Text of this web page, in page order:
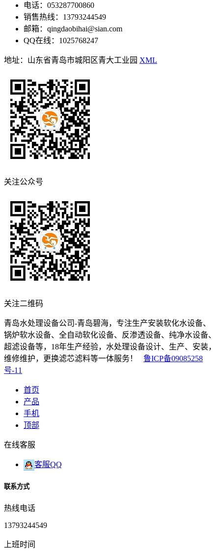
电话：053287700860
销售热线：13793244549
邮箱：qingdaobihai@sian.com
QQ在线：1025768247
地址：山东省青岛市城阳区青大工业园 XML
关注公众号
关注二维码
青岛水处理设备公司-青岛碧海，专注生产安装软化水设备、
锅炉软水设备、全自动软化设备、反渗透设备、纯净水设备、
超滤设备等，18年生产经验，水处理设备设计、生产、安装，
维修维护，更换滤芯滤料等一体服务！ 鲁ICP备09085258
号-11
首页
产品
手机
顶部
在线客服
客服QQ
联系方式
热线电话
13793244549
上班时间